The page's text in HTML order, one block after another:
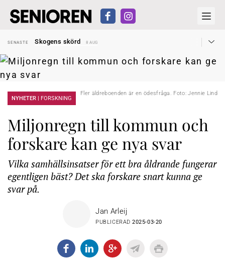
SENASTE
Skogens skörd
8 AUG
SENASTE
Reform för äldre kan bli slag i luften
31 JUL
Kravet: Nu måste 65-årsgränsen bort
SENASTE
Dom öppnar för rätt till garantipension
Hyror rusar ifrån äldres bostadstillägg
28 JUL
Skogens skörd
Fler äldreboenden är en ödesfråga. Foto: Jennie Lind
NYHETER | FORSKNING
Miljonregn till kommun och
forskare kan ge nya svar
Vilka samhällsinsatser för ett bra åldrande fungerar
egentligen bäst? Det ska forskare snart kunna ge
svar på.
Jan Arleij
PUBLICERAD2025-03-20